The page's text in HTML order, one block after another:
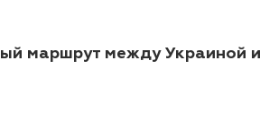
маршрут между Украиной